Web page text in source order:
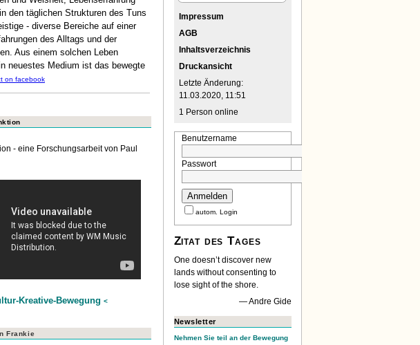
Impressum
AGB
Inhaltsverzeichnis
Druckansicht
Letzte Änderung:
11.03.2020, 11:51
1 Person online
Benutzername
Passwort
autom. Login
Zitat des Tages
One doesn’t discover new
lands without consenting to
lose sight of the shore.
Andre Gide
Newsletter
Nehmen Sie teil an der Bewegung
den täglichen Strukturen des Tuns
- diverse Bereiche auf einer
des Alltags und der
Aus einem solchen Leben
neuestes Medium ist das bewegte
- eine Forschungsarbeit von Paul
Kreative-Bewegung <
Frankie